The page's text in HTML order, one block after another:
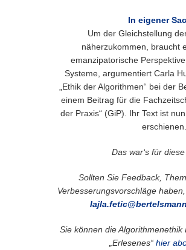
In eigener
Um der Gleichstellung
näherzukommen, braucht
emanzipatorische
Systeme, argumentiert Carla
„Ethik der Algorithmen“ bei der
einem Beitrag für die
der Praxis“ (GiP). Ihr Text ist
erschienen.
Das war‘s für diese
Sollten Sie Feedback,
Verbesserungsvorschläge
Sie können die
„Erlesenes“ hier